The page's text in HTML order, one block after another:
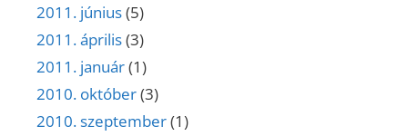
2011. június(5)
2011. április(3)
2011. január(1)
2010. október(3)
2010. szeptember(1)